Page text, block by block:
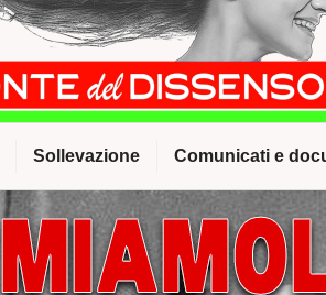
Sollevazione Comunicati e